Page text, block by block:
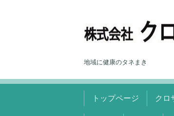
地域に健康のタネまき
トップページ クロ